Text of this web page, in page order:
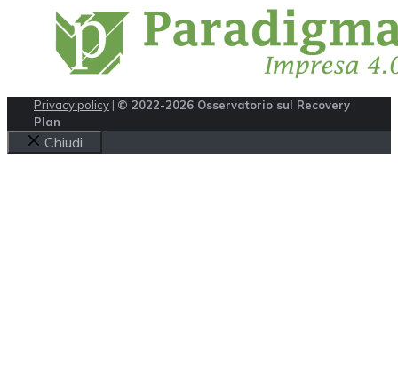
Privacy policy | © 2022-2026 Osservatorio sul Recovery
Plan
Chiudi